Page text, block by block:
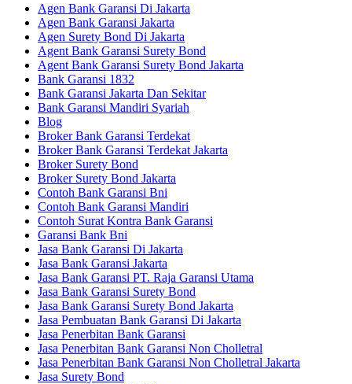
Agen Bank Garansi Di Jakarta
Agen Bank Garansi Jakarta
Agen Surety Bond Di Jakarta
Agent Bank Garansi Surety Bond
Agent Bank Garansi Surety Bond Jakarta
Bank Garansi 1832
Bank Garansi Jakarta Dan Sekitar
Bank Garansi Mandiri Syariah
Blog
Broker Bank Garansi Terdekat
Broker Bank Garansi Terdekat Jakarta
Broker Surety Bond
Broker Surety Bond Jakarta
Contoh Bank Garansi Bni
Contoh Bank Garansi Mandiri
Contoh Surat Kontra Bank Garansi
Garansi Bank Bni
Jasa Bank Garansi Di Jakarta
Jasa Bank Garansi Jakarta
Jasa Bank Garansi PT. Raja Garansi Utama
Jasa Bank Garansi Surety Bond
Jasa Bank Garansi Surety Bond Jakarta
Jasa Pembuatan Bank Garansi Di Jakarta
Jasa Penerbitan Bank Garansi
Jasa Penerbitan Bank Garansi Non Cholletral
Jasa Penerbitan Bank Garansi Non Cholletral Jakarta
Jasa Surety Bond